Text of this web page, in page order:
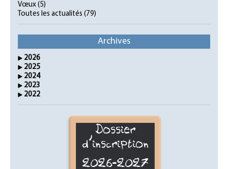
Vœux (5)
Toutes les actualités (79)
Archives
2026
2025
2024
2023
2022
Dossier
d'inscription
2026-2027